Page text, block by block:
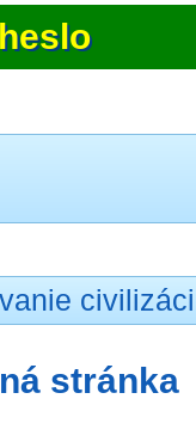
stránka